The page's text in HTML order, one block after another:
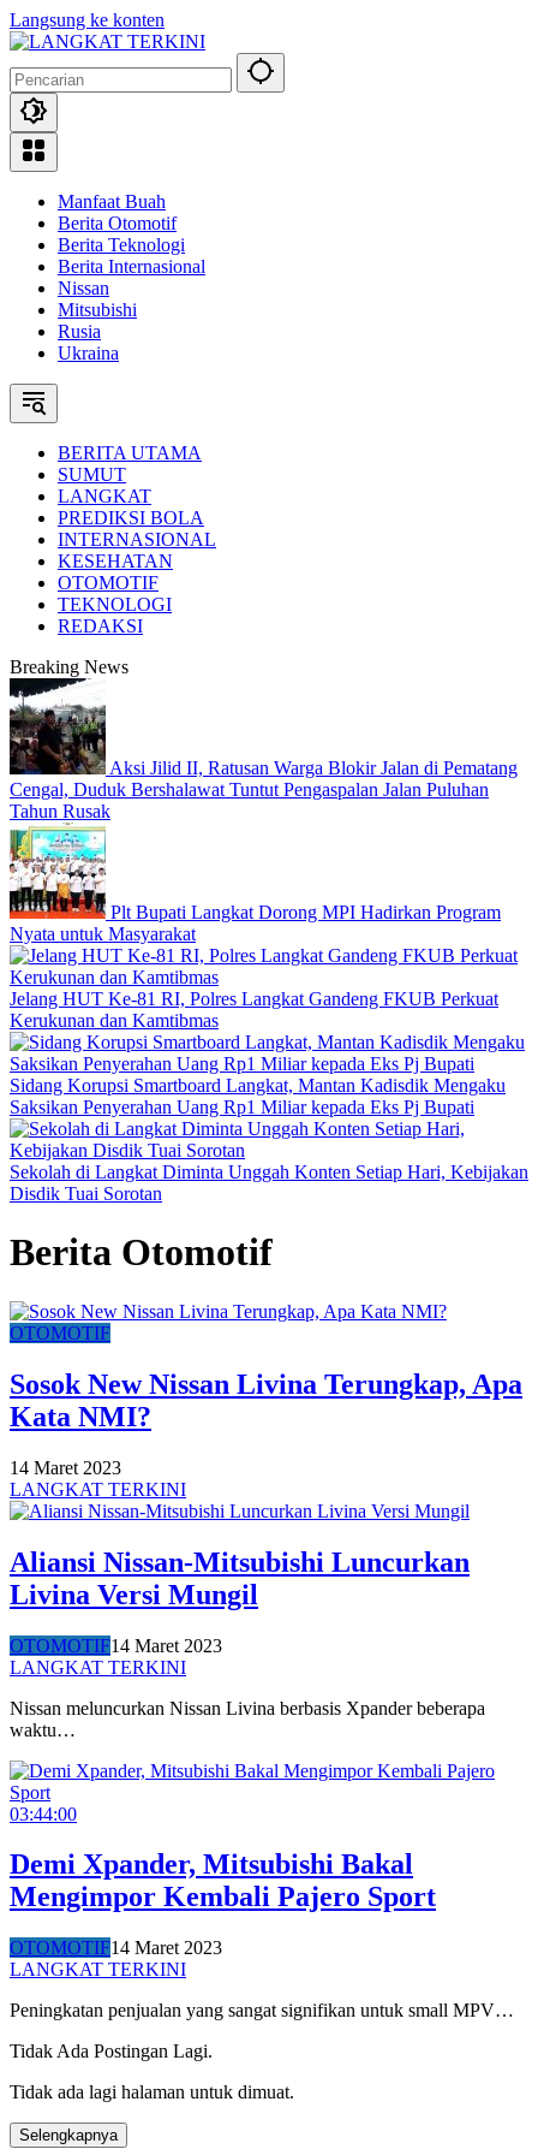
Langsung ke konten
Manfaat Buah
Berita Otomotif
Berita Teknologi
Berita Internasional
Nissan
Mitsubishi
Rusia
Ukraina
BERITA UTAMA
SUMUT
LANGKAT
PREDIKSI BOLA
INTERNASIONAL
KESEHATAN
OTOMOTIF
TEKNOLOGI
REDAKSI
Breaking News
Aksi Jilid II, Ratusan Warga Blokir Jalan di Pematang
Cengal, Duduk Bershalawat Tuntut Pengaspalan Jalan Puluhan
Tahun Rusak
Plt Bupati Langkat Dorong MPI Hadirkan Program
Nyata untuk Masyarakat
Jelang HUT Ke-81 RI, Polres Langkat Gandeng FKUB Perkuat
Kerukunan dan Kamtibmas
Sidang Korupsi Smartboard Langkat, Mantan Kadisdik Mengaku
Saksikan Penyerahan Uang Rp1 Miliar kepada Eks Pj Bupati
Sekolah di Langkat Diminta Unggah Konten Setiap Hari, Kebijakan
Disdik Tuai Sorotan
Berita Otomotif
OTOMOTIF
Sosok New Nissan Livina Terungkap, Apa
Kata NMI?
14 Maret 2023
LANGKAT TERKINI
Aliansi Nissan-Mitsubishi Luncurkan
Livina Versi Mungil
OTOMOTIF14 Maret 2023
LANGKAT TERKINI
Nissan meluncurkan Nissan Livina berbasis Xpander beberapa
waktu…
03:44:00
Demi Xpander, Mitsubishi Bakal
Mengimpor Kembali Pajero Sport
OTOMOTIF14 Maret 2023
LANGKAT TERKINI
Peningkatan penjualan yang sangat signifikan untuk small MPV…
Tidak Ada Postingan Lagi.
Tidak ada lagi halaman untuk dimuat.
Selengkapnya